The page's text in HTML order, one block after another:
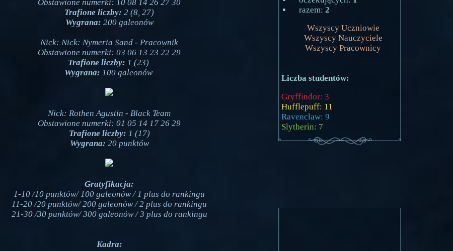
Obstawione numerki: 10 08 14 26 27 30
Trafione liczby: 2 (8, 27)
Wygrana: 200 galeonów
Nick: Nick: Nymeria Sand - Pracownik
Obstawione numerki: 03 06 13 23 22 29
Trafione liczby: 1 (23)
Wygrana: 100 galeonów
Nick: Rothen Agustin - Black Team
Obstawione numerki: 01 05 14 17 26 29
Trafione liczby: 1 (17)
Wygrana: 20 punktów
Gratyfikacja:
1-10 /10 punktów/ 100 galeonów / 1 plus do rankingu
11-20 /20 punktów/ 200 galeonów / 2 plus do rankingu
21-30 /30 punktów/ 300 galeonów / 3 plus do rankingu
Kadra:
razem: 2
Wszyscy Uczniowie
Wszyscy Nauczyciele
Wszyscy Pracownicy
Liczba studentów:
Gryffindor: 3
Hufflepuff: 11
Ravenclaw: 9
Slytherin: 7